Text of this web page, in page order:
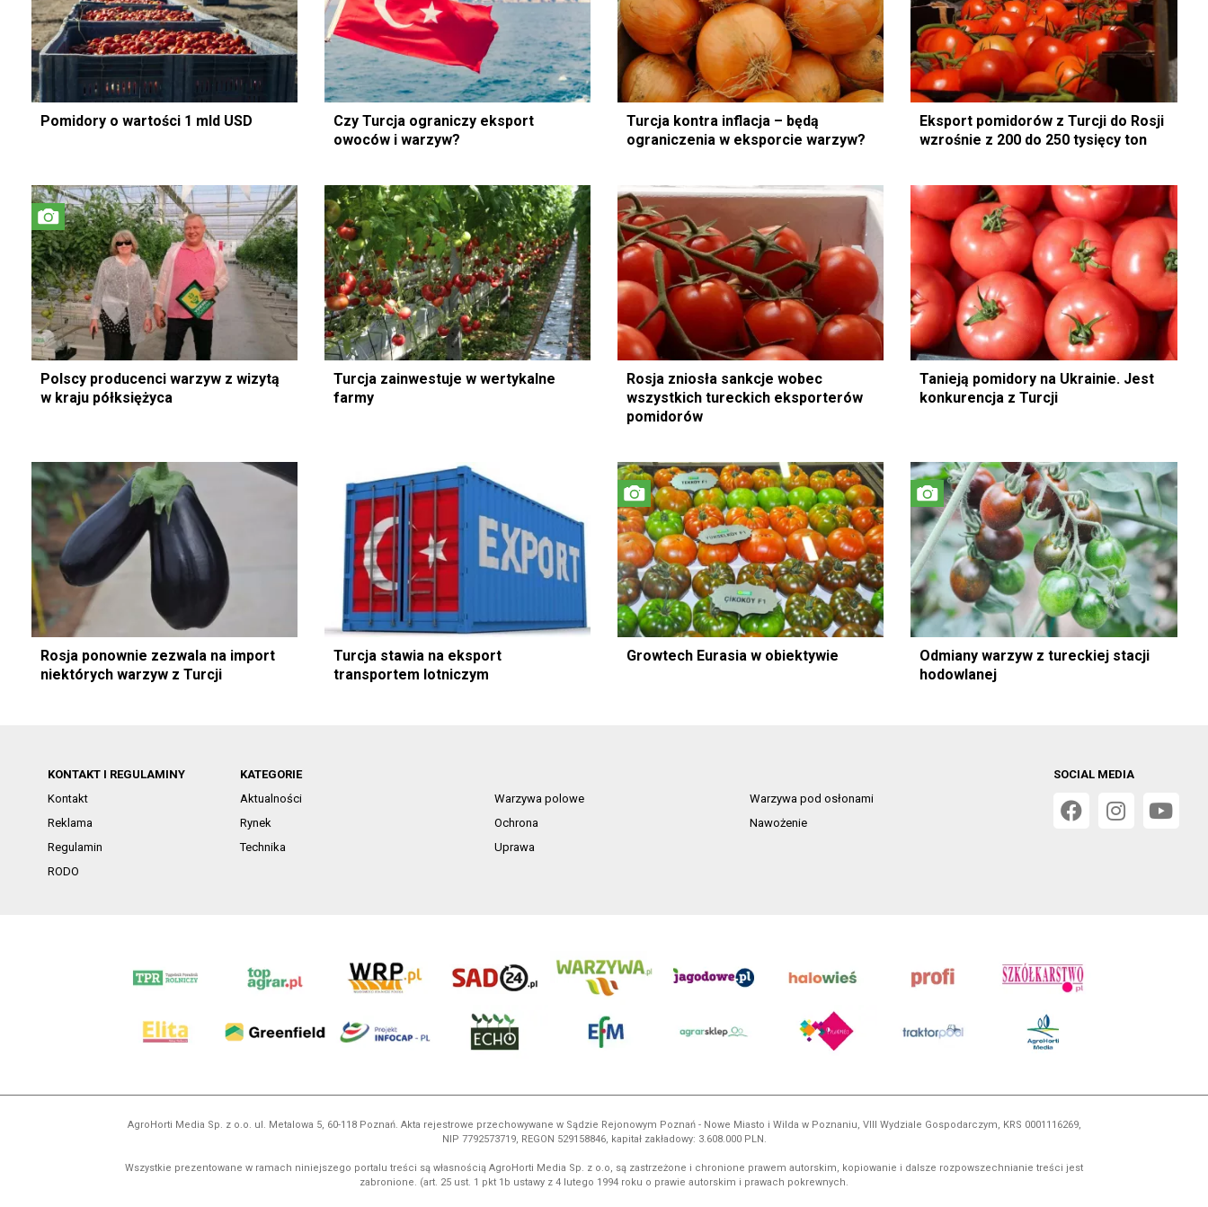
Pomidory o wartości 1 mld USD
Czy Turcja ograniczy eksport
owoców i warzyw?
Turcja kontra inflacja – będą
ograniczenia w eksporcie warzyw?
Eksport pomidorów z Turcji do Rosji
wzrośnie z 200 do 250 tysięcy ton
Polscy producenci warzyw z wizytą
w kraju półksiężyca
Turcja zainwestuje w wertykalne
farmy
Rosja zniosła sankcje wobec
wszystkich tureckich eksporterów
pomidorów
Tanieją pomidory na Ukrainie. Jest
konkurencja z Turcji
Rosja ponownie zezwala na import
niektórych warzyw z Turcji
Turcja stawia na eksport
transportem lotniczym
Growtech Eurasia w obiektywie
Odmiany warzyw z tureckiej stacji
hodowlanej
KONTAKT I REGULAMINY
Kontakt
Reklama
Regulamin
RODO
KATEGORIE
Aktualności
Warzywa polowe
Warzywa pod osłonami
Rynek
Ochrona
Nawożenie
Technika
Uprawa
SOCIAL MEDIA
AgroHorti Media Sp. z o.o. ul. Metalowa 5, 60-118 Poznań. Akta rejestrowe przechowywane w Sądzie Rejonowym Poznań - Nowe Miasto i Wilda w Poznaniu, VIII Wydziale Gospodarczym, KRS 0001116269,
NIP 7792573719, REGON 529158846, kapitał zakładowy: 3.608.000 PLN.
Wszystkie prezentowane w ramach niniejszego portalu treści są własnością AgroHorti Media Sp. z o.o, są zastrzeżone i chronione prawem autorskim, kopiowanie i dalsze rozpowszechnianie treści jest
zabronione. (art. 25 ust. 1 pkt 1b ustawy z 4 lutego 1994 roku o prawie autorskim i prawach pokrewnych.